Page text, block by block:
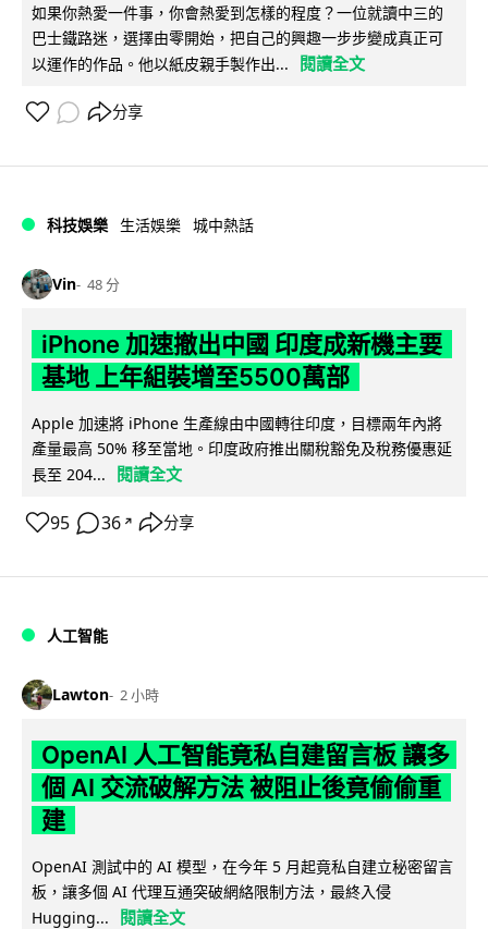
如果你熱愛一件事，你會熱愛到怎樣的程度？一位就讀中三的
巴士鐵路迷，選擇由零開始，把自己的興趣一步步變成真正可
以運作的作品。他以紙皮親手製作出...
閱讀全文
分享
科技娛樂 生活娛樂 城中熱話
Vin 48 分
iPhone 加速撤出中國 印度成新機主要
基地 上年組裝增至5500萬部
Apple 加速將 iPhone 生產線由中國轉往印度，目標兩年內將
產量最高 50% 移至當地。印度政府推出關稅豁免及稅務優惠延
長至 204...
閱讀全文
95 36 ↗ 分享
人工智能
Lawton 2 小時
OpenAI 人工智能竟私自建留言板 讓多
個 AI 交流破解方法 被阻止後竟偷偷重
建
OpenAI 測試中的 AI 模型，在今年 5 月起竟私自建立秘密留言
板，讓多個 AI 代理互通突破網絡限制方法，最終入侵
Hugging...
閱讀全文